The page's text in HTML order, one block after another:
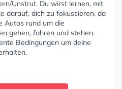
Unstrut. Du wirst lernen, mit
darauf, dich zu fokussieren, da
Autos rund um die
gehen, fahren und stehen.
Bedingungen um deine